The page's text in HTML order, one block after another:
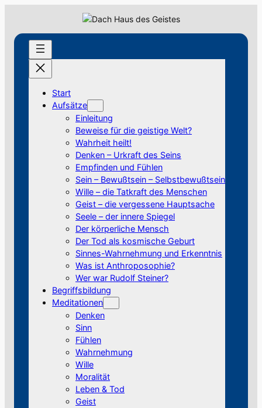
springen
Start
Aufsätze
Einleitung
Beweise für die geistige Welt?
Wahrheit heilt!
Denken – Urkraft des Seins
Empfinden und Fühlen
Sein – Bewußtsein – Selbstbewußtsein
Wille – die Tatkraft des Menschen
Geist – die vergessene Hauptsache
Seele – der innere Spiegel
Der körperliche Mensch
Der Tod als kosmische Geburt
Sinnes-Wahrnehmung und Erkenntnis
Was ist Anthroposophie?
Wer war Rudolf Steiner?
Begriffsbildung
Meditationen
Denken
Sinn
Fühlen
Wahrnehmung
Wille
Moralität
Leben & Tod
Geist